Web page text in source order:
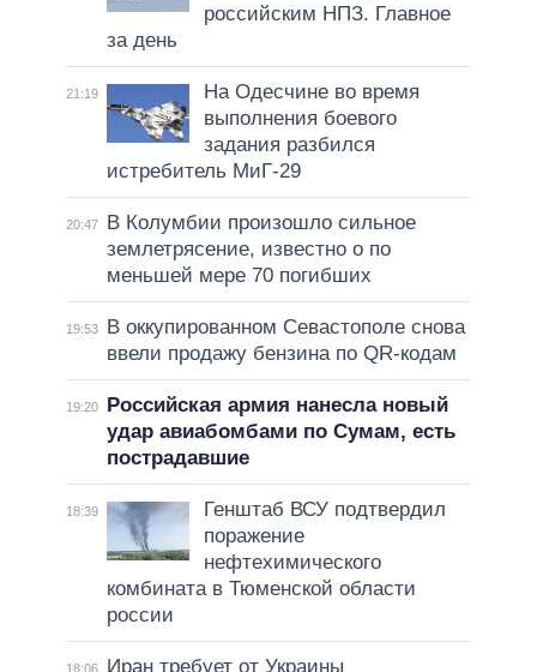
российским НПЗ. Главное
за день
21:19
На Одесчине во время
выполнения боевого
задания разбился
истребитель МиГ-29
20:47
В Колумбии произошло сильное
землетрясение, известно о по
меньшей мере 70 погибших
19:53
В оккупированном Севастополе снова
ввели продажу бензина по QR-кодам
19:20
Российская армия нанесла новый
удар авиабомбами по Сумам, есть
пострадавшие
18:39
Генштаб ВСУ подтвердил
поражение
нефтехимического
комбината в Тюменской области
россии
18:06
Иран требует от Украины